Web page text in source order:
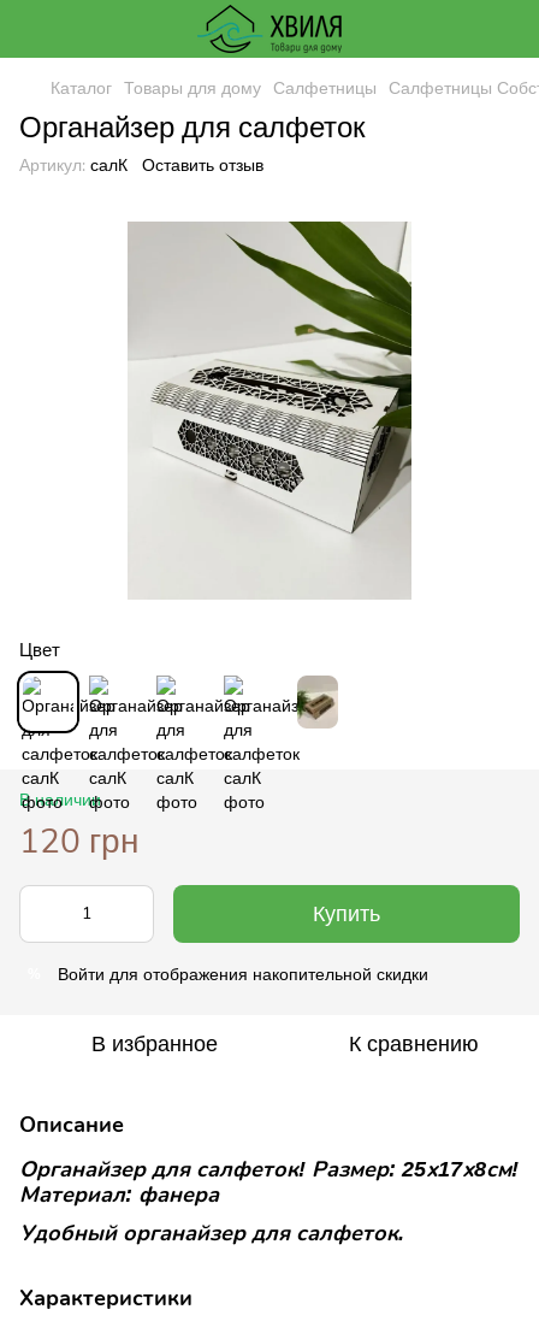
Каталог Товары для дому Салфетницы Салфетницы
Органайзер для салфеток
Артикул: салК Оставить отзыв
Цвет
В наличии
120 грн
Купить
Войти для отображения накопительной скидки
В избранное К сравнению
Описание
Органайзер для салфеток! Размер: 25х17х8см!
Материал: фанера
Удобный органайзер для салфеток.
Характеристики